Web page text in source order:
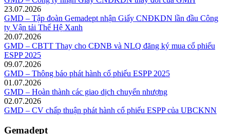
23.07.2026
GMD – Tập đoàn Gemadept nhận Giấy CNĐKDN lần đầu Công
ty Vận tải Thế Hệ Xanh
20.07.2026
GMD – CBTT Thay cho CĐNB và NLQ đăng ký mua cổ phiếu
ESPP 2025
09.07.2026
GMD – Thông báo phát hành cổ phiếu ESPP 2025
01.07.2026
GMD – Hoàn thành các giao dịch chuyển nhượng
02.07.2026
GMD – CV chấp thuận phát hành cổ phiếu ESPP của UBCKNN
Gemadept